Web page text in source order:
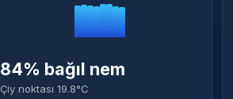
84% bağıl nem
Çiy noktası 19.8°C